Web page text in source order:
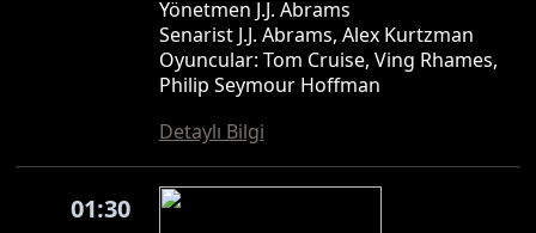
Yönetmen J.J. Abrams
Senarist J.J. Abrams, Alex Kurtzman
Oyuncular: Tom Cruise, Ving Rhames,
Philip Seymour Hoffman
Detaylı Bilgi
01:30